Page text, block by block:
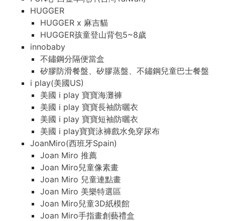
HUGGER
HUGGER x 麻吉貓
HUGGER孩童登山背包5~8歲
innobaby
不鏽鋼分隔便當盒
矽膠防滑餐盤、矽膠蒸盤、不鏽鋼兒童巴士餐盤
i play(美國US)
美國 i play 寶寶海灘褲
美國 i play 寶寶長袖防曬衣
美國 i play 寶寶短袖防曬衣
美國 i play寶寶泳褲戲水免穿尿布
JoanMiro(西班牙Spain)
Joan Miro 推薦
Joan Miro兒童像素畫
Joan Miro 兒童連點畫
Joan Miro 美樂特選區
Joan Miro兒童3D紙模館
Joan Miro手指畫創藝禮盒